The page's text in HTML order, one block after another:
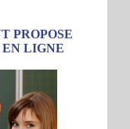
PROPOSE
EN LIGNE